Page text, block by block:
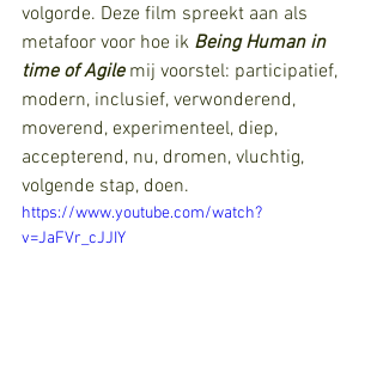
volgorde. Deze film spreekt aan als
metafoor voor hoe ik Being Human in
time of Agile mij voorstel: participatief,
modern, inclusief, verwonderend,
moverend, experimenteel, diep,
accepterend, nu, dromen, vluchtig,
volgende stap, doen.
https://www.youtube.com/watch?
v=JaFVr_cJJIY